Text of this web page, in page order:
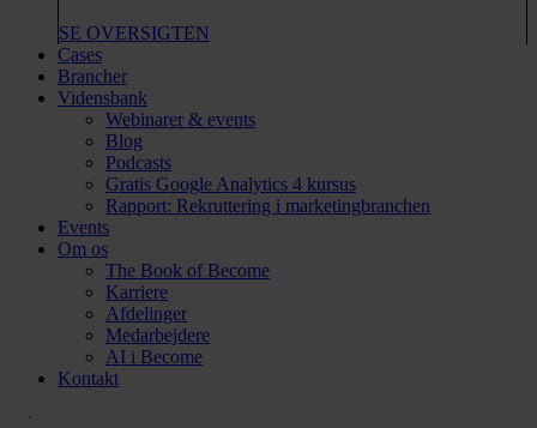
SE OVERSIGTEN
Cases
Brancher
Vidensbank
Webinarer & events
Blog
Podcasts
Gratis Google Analytics 4 kursus
Rapport: Rekruttering i marketingbranchen
Events
Om os
The Book of Become
Karriere
Afdelinger
Medarbejdere
AI i Become
Kontakt